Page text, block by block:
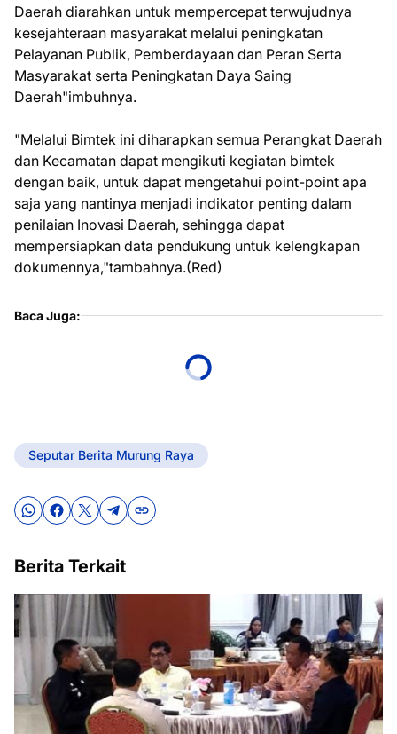
Daerah diarahkan untuk mempercepat terwujudnya
kesejahteraan masyarakat melalui peningkatan
Pelayanan Publik, Pemberdayaan dan Peran Serta
Masyarakat serta Peningkatan Daya Saing
Daerah"imbuhnya.
"Melalui Bimtek ini diharapkan semua Perangkat Daerah
dan Kecamatan dapat mengikuti kegiatan bimtek
dengan baik, untuk dapat mengetahui point-point apa
saja yang nantinya menjadi indikator penting dalam
penilaian Inovasi Daerah, sehingga dapat
mempersiapkan data pendukung untuk kelengkapan
dokumennya,"tambahnya.(Red)
Baca Juga:
Seputar Berita Murung Raya
Berita Terkait